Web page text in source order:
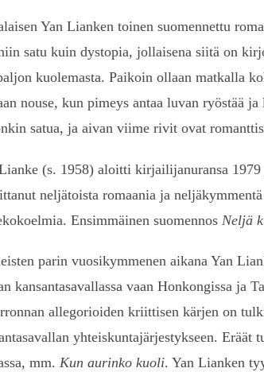
Yan Lianken toinen suomennettu
satu kuin dystopia, jollaisena siitä on
kuolemasta. Paikoin ollaan matkalla
nouse, kun pimeys antaa luvan ryöstää
satua, ja aivan viime rivit ovat
(s. 1958) aloitti kirjailijanuransa 1979
neljätoista romaania ja
Ensimmäinen suomennos Neljä
parin vuosikymmenen aikana Yan
kansantasavallassa vaan Honkongissa ja
allegorioiden kriittisen kärjen on
yhteiskuntajärjestykseen. Eräät
mm. Kun aurinko kuoli. Yan Lianken